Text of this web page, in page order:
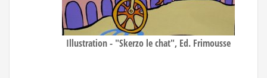
Illustration - "Skerzo le chat", Ed. Frimousse